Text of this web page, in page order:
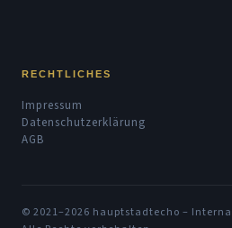
RECHTLICHES
Impressum
Datenschutzerklärung
AGB
© 2021–2026 hauptstadtecho –